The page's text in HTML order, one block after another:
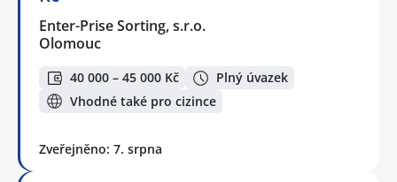
Enter-Prise Sorting, s.r.o.
Olomouc
40 000 – 45 000 Kč
Plný úvazek
Vhodné také pro cizince
Zveřejněno: 7. srpna